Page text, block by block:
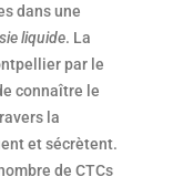
dans une
liquide. La
par le
connaître le
la
et sécrètent.
de CTCs